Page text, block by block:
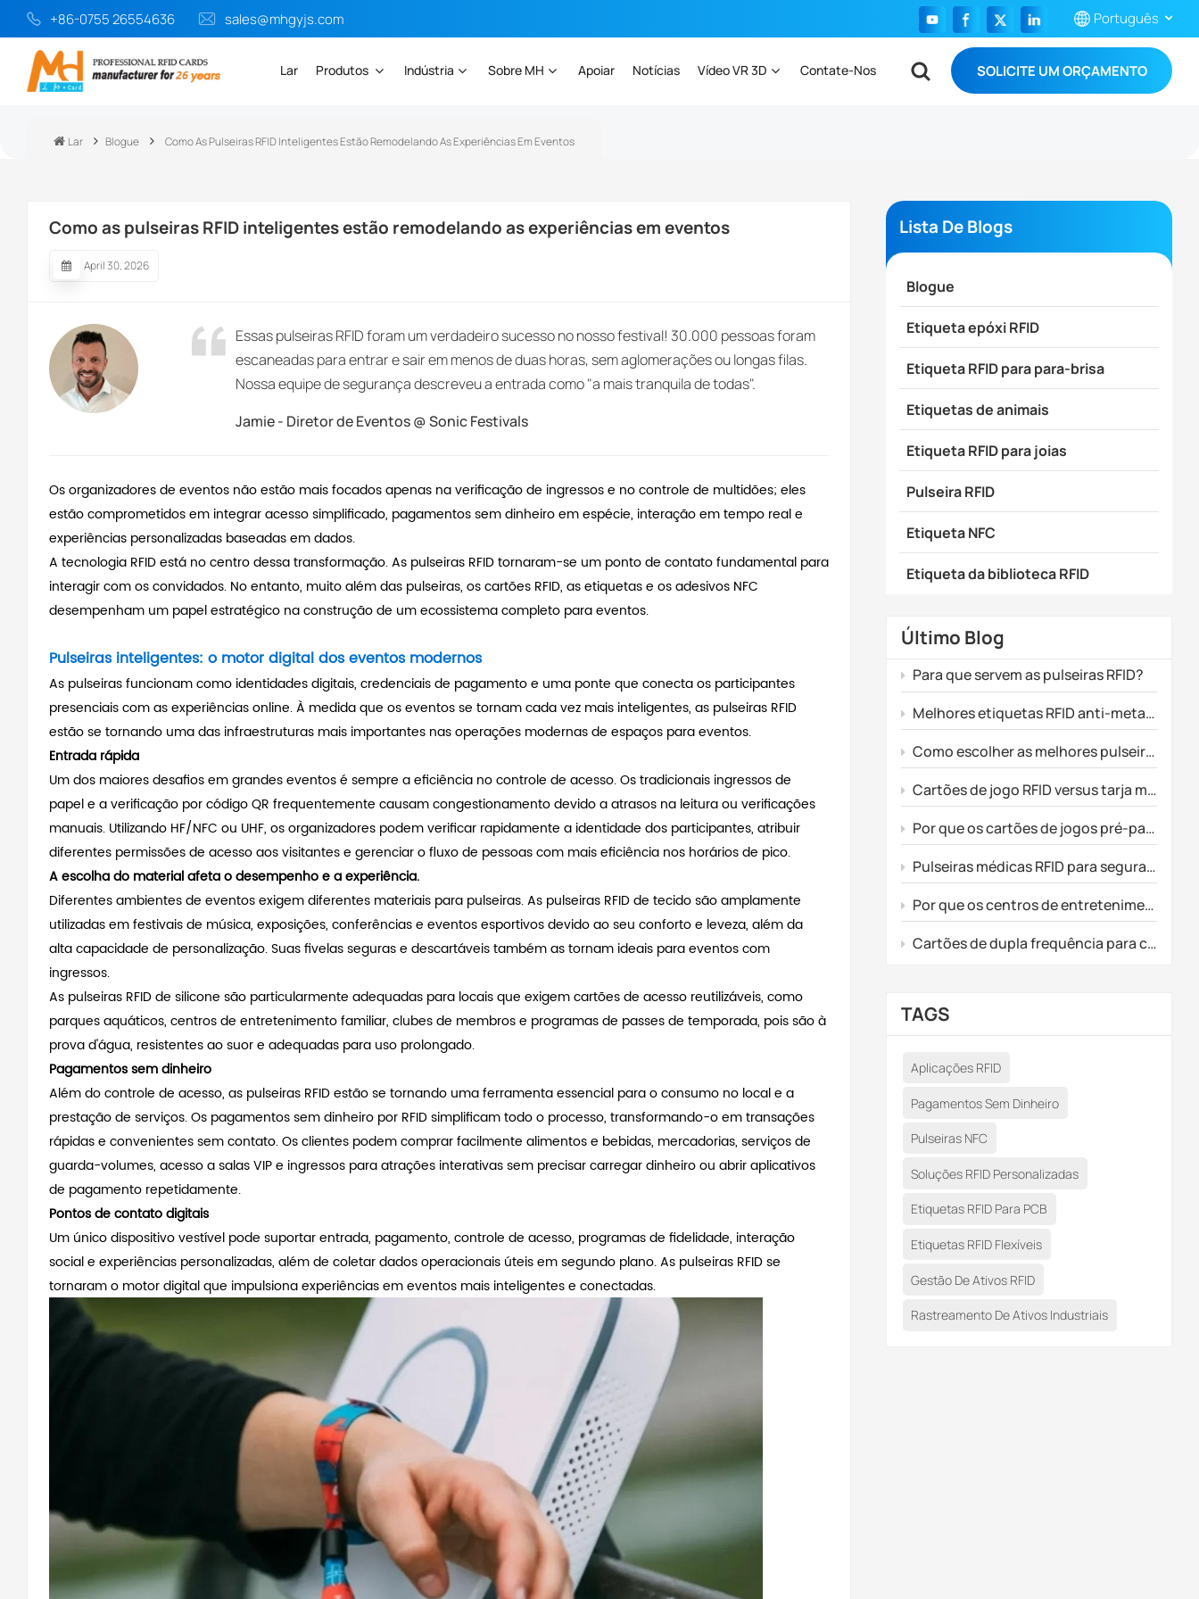
+86-0755 26554636 sales@mhgyjs.com Português
Lar Produtos Indústria Sobre MH Apoiar Notícias Vídeo VR 3D Contate-Nos SOLICITE UM ORÇAMENTO
Lar Blogue Como As Pulseiras RFID Inteligentes Estão Remodelando As Experiências Em Eventos
Lista De Blogs
Blogue
Etiqueta epóxi RFID
Etiqueta RFID para para-brisa
Etiquetas de animais
Etiqueta RFID para joias
Pulseira RFID
Etiqueta NFC
Etiqueta da biblioteca RFID
Último Blog
Para que servem as pulseiras RFID?
Melhores etiquetas RFID anti-metal para rastreamento de ativos industriais
Como escolher as melhores pulseiras de silicone para promoção de eventos
Cartões de jogo RFID versus tarja magnética: qual tecnologia é a ideal para o seu fliperama?
Por que os cartões de jogos pré-pagos personalizados não são ativados?
Pulseiras médicas RFID para segurança de recém-nascidos e rastreamento de pacientes.
Por que os centros de entretenimento estão migrando para RFID personalizado e cartões de jogos pré-pagos?
Cartões de dupla frequência para controle de acesso inteligente e upgrades de associação premium.
TAGS
Aplicações RFID
Pagamentos Sem Dinheiro
Pulseiras NFC
Soluções RFID Personalizadas
Etiquetas RFID Para PCB
Etiquetas RFID Flexíveis
Gestão De Ativos RFID
Rastreamento De Ativos Industriais
Como as pulseiras RFID inteligentes estão remodelando as experiências em eventos
April 30, 2026
Essas pulseiras RFID foram um verdadeiro sucesso no nosso festival! 30.000 pessoas foram
escaneadas para entrar e sair em menos de duas horas, sem aglomerações ou longas filas.
Nossa equipe de segurança descreveu a entrada como "a mais tranquila de todas".
Jamie - Diretor de Eventos @ Sonic Festivals
Os organizadores de eventos não estão mais focados apenas na verificação de ingressos e no controle de multidões; eles
estão comprometidos em integrar acesso simplificado, pagamentos sem dinheiro em espécie, interação em tempo real e
experiências personalizadas baseadas em dados.
A tecnologia RFID está no centro dessa transformação. As pulseiras RFID tornaram-se um ponto de contato fundamental para
interagir com os convidados. No entanto, muito além das pulseiras, os cartões RFID, as etiquetas e os adesivos NFC
desempenham um papel estratégico na construção de um ecossistema completo para eventos.
Pulseiras inteligentes: o motor digital dos eventos modernos
As pulseiras funcionam como identidades digitais, credenciais de pagamento e uma ponte que conecta os participantes
presenciais com as experiências online. À medida que os eventos se tornam cada vez mais inteligentes, as pulseiras RFID
estão se tornando uma das infraestruturas mais importantes nas operações modernas de espaços para eventos.
Entrada rápida
Um dos maiores desafios em grandes eventos é sempre a eficiência no controle de acesso. Os tradicionais ingressos de
papel e a verificação por código QR frequentemente causam congestionamento devido a atrasos na leitura ou verificações
manuais. Utilizando HF/NFC ou UHF, os organizadores podem verificar rapidamente a identidade dos participantes, atribuir
diferentes permissões de acesso aos visitantes e gerenciar o fluxo de pessoas com mais eficiência nos horários de pico.
A escolha do material afeta o desempenho e a experiência.
Diferentes ambientes de eventos exigem diferentes materiais para pulseiras. As pulseiras RFID de tecido são amplamente
utilizadas em festivais de música, exposições, conferências e eventos esportivos devido ao seu conforto e leveza, além da
alta capacidade de personalização. Suas fivelas seguras e descartáveis ​​também as tornam ideais para eventos com
ingressos.
As pulseiras RFID de silicone são particularmente adequadas para locais que exigem cartões de acesso reutilizáveis, como
parques aquáticos, centros de entretenimento familiar, clubes de membros e programas de passes de temporada, pois são à
prova d'água, resistentes ao suor e adequadas para uso prolongado.
Pagamentos sem dinheiro
Além do controle de acesso, as pulseiras RFID estão se tornando uma ferramenta essencial para o consumo no local e a
prestação de serviços.Os pagamentos sem dinheiro por RFID simplificam todo o processo, transformando-o em transações
rápidas e convenientes sem contato. Os clientes podem comprar facilmente alimentos e bebidas, mercadorias, serviços de
guarda-volumes, acesso a salas VIP e ingressos para atrações interativas sem precisar carregar dinheiro ou abrir aplicativos
de pagamento repetidamente.
Pontos de contato digitais
Um único dispositivo vestível pode suportar entrada, pagamento, controle de acesso, programas de fidelidade, interação
social e experiências personalizadas, além de coletar dados operacionais úteis em segundo plano. As pulseiras RFID se
tornaram o motor digital que impulsiona experiências em eventos mais inteligentes e conectadas.